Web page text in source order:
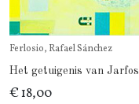
Ferlosio, Rafael Sánchez
Het getuigenis van Jarfos
€ 18,00